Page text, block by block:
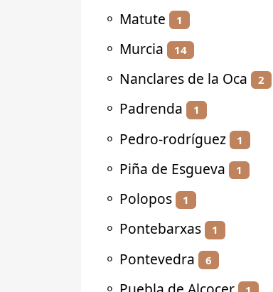
⚬ Matute 1
⚬ Murcia 14
⚬ Nanclares de la Oca 2
⚬ Padrenda 1
⚬ Pedro-rodríguez 1
⚬ Piña de Esgueva 1
⚬ Polopos 1
⚬ Pontebarxas 1
⚬ Pontevedra 6